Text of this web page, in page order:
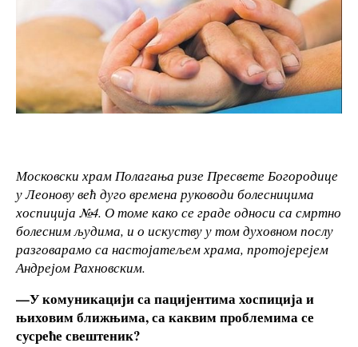
Московски храм Полагања ризе Пресвете Богородице
у Леонову већ дуго времена руководи болесницима
хоспиција №4. О томе како се граде односи са смртно
болесним људима, и о искуству у том духовном послу
разговарамо са настојатељем храма, протојерејем
Андрејом Рахновским.
—У комуникацији са пацијентима хоспиција и
њиховим ближњима, са каквим проблемима се
сусреће свештеник?